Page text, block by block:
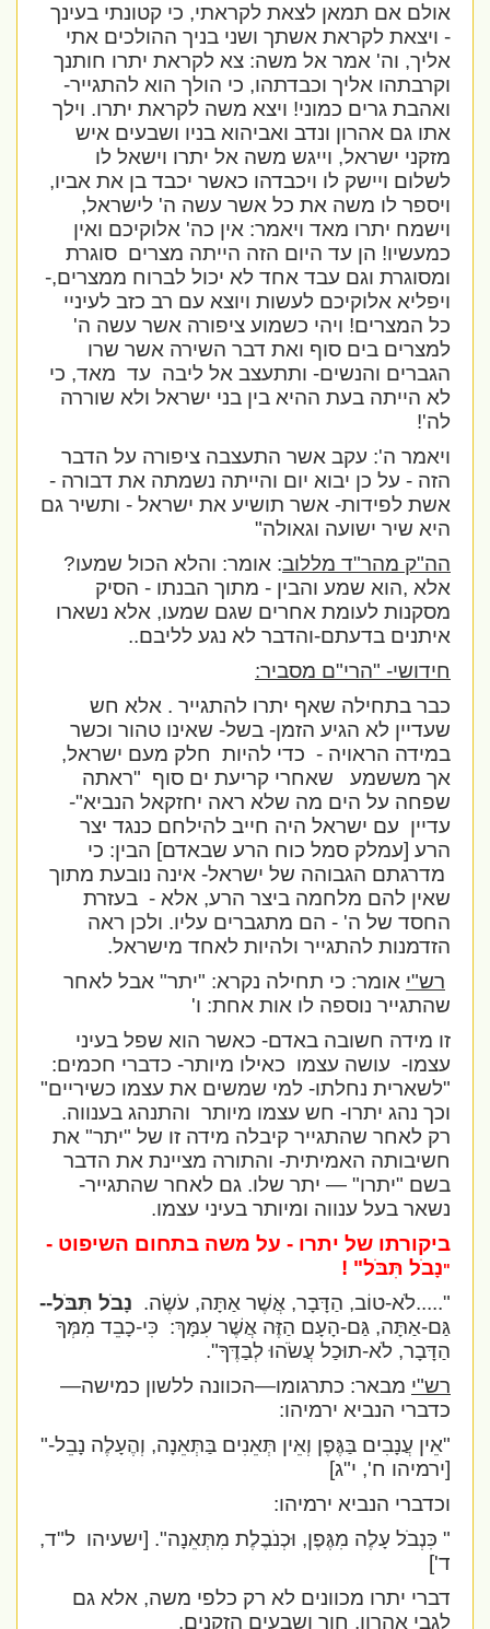
אולם אם תמאן לצאת לקראתי, כי קטונתי בעינך
- ויצאת לקראת אשתך ושני בניך ההולכים אתי
אליך, וה' אמר אל משה: צא לקראת יתרו חותנך
וקרבתהו אליך וכבדתהו, כי הולך הוא להתגייר-
ואהבת גרים כמוני! ויצא משה לקראת יתרו. וילך
אתו גם אהרון ונדב ואביהוא בניו ושבעים איש
מזקני ישראל, וייגש משה אל יתרו וישאל לו
לשלום ויישק לו ויכבדהו כאשר יכבד בן את אביו,
ויספר לו משה את כל אשר עשה ה' לישראל,
וישמח יתרו מאד ויאמר: אין כה' אלוקיכם ואין
כמעשיו! הן עד היום הזה הייתה מצרים סוגרת
ומסוגרת וגם עבד אחד לא יכול לברוח ממצרים,-
ויפליא אלוקיכם לעשות ויוצא עם רב כזב לעיניי
כל המצרים! ויהי כשמוע ציפורה אשר עשה ה'
למצרים בים סוף ואת דבר השירה אשר שרו
הגברים והנשים- ותתעצב אל ליבה עד מאד, כי
לא הייתה בעת ההיא בין בני ישראל ולא שוררה
לה'!
ויאמר ה': עקב אשר התעצבה ציפורה על הדבר
הזה - על כן יבוא יום והייתה נשמתה את דבורה -
אשת לפידות- אשר תושיע את ישראל - ותשיר גם
היא שיר ישועה וגאולה"
הה"ק מהר"ד מללוב: אומר: והלא הכול שמעו?
אלא ,הוא שמע והבין - מתוך הבנתו - הסיק
מסקנות לעומת אחרים שגם שמעו, אלא נשארו
איתנים בדעתם-והדבר לא נגע לליבם..
חידושי- "הרי"ם מסביר:
כבר בתחילה שאף יתרו להתגייר . אלא חש
שעדיין לא הגיע הזמן- בשל- שאינו טהור וכשר
במידה הראויה - כדי להיות חלק מעם ישראל,
אך מששמע
שאחרי קריעת ים סוף "ראתה
שפחה על הים מה שלא ראה יחזקאל הנביא"-
עדיין עם ישראל היה חייב להילחם כנגד יצר
הרע [עמלק סמל כוח הרע שבאדם] הבין: כי
מדרגתם הגבוהה של ישראל- אינה נובעת מתוך
שאין להם מלחמה ביצר הרע, אלא - בעזרת
החסד של ה' - הם מתגברים עליו. ולכן ראה
הזדמנות להתגייר ולהיות לאחד מישראל.
רש"יאומר: כי תחילה נקרא: "יתר" אבל לאחר
שהתגייר נוספה לו אות אחת: ו'
זו מידה חשובה באדם- כאשר הוא שפל בעיני
עצמו- עושה עצמו כאילו מיותר- כדברי חכמים:
"לשארית נחלתו- למי שמשים את עצמו כשיריים"
וכך נהג יתרו- חש עצמו מיותר והתנהג בענווה.
רק לאחר שהתגייר קיבלה מידה זו של "יתר" את
חשיבותה האמיתית- והתורה מציינת את הדבר
בשם "יתרו" — יתר שלו. גם לאחר שהתגייר-
נשאר בעל ענווה ומיותר בעיני עצמו.
ביקורתו של יתרו - על משה בתחום השיפוט -
נָבֹל תִּבֹּל" !
".....לֹא-טוֹב, הַדָּבָר, אֲשֶׁר אַתָּה, עֹשֶׂה. נָבֹל תִּבֹּל--
גַּם-אַתָּה, גַּם-הָעָם הַזֶּה אֲשֶׁר עִמָּךְ: כִּי-כָבֵד מִמְּךָ
הַדָּבָר, לֹא-תוּכַל עֲשֹׂהוּ לְבַדֶּךָ".
רש"ימבאר: כתרגומו—הכוונה ללשון כמישה—
כדברי הנביא ירמיהו:
"אֵין עֲנָבִים בַּגֶּפֶן וְאֵין תְּאֵנִים בַּתְּאֵנָה, וְהֶעָלֶה נָבֵל-"
[ירמיהו ח', י"ג]
וכדברי הנביא ירמיהו:
" כִּנְבֹל עָלֶה מִגֶּפֶן, וּכְנֹבֶלֶת מִתְּאֵנָה".[ישעיהו ל"ד,
ד']
דברי יתרו מכוונים לא רק כלפי משה, אלא גם
לגבי אהרון, חור ושבעים הזקנים.